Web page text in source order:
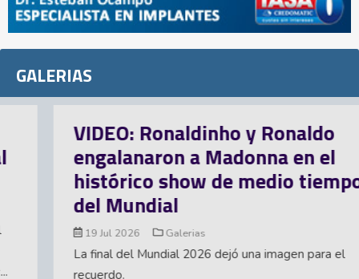
GALERIAS
VIDEO: Ronaldinho y Ronaldo
engalanaron a Madonna en el
histórico show de medio tiempo
del Mundial
19 Jul 2026 Galerias
La final del Mundial 2026 dejó una imagen para el
recuerdo.